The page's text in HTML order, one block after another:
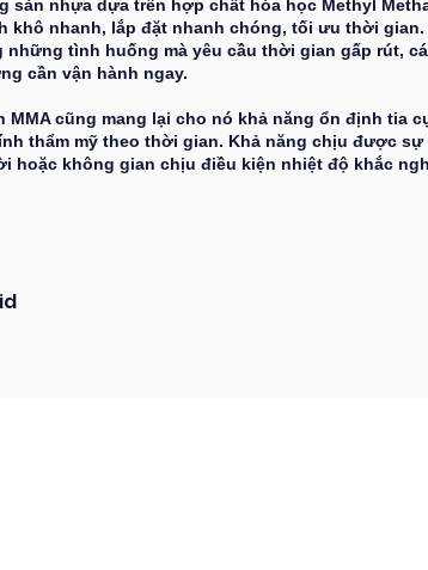
sàn nhựa dựa trên hợp chất hóa học Methyl
khô nhanh, lắp đặt nhanh chóng, tối ưu thời
những tình huống mà yêu cầu thời gian gấp rút,
cần vận hành ngay.
MMA cũng mang lại cho nó khả năng ổn định tia
thẩm mỹ theo thời gian. Khả năng chịu được
hoặc không gian chịu điều kiện nhiệt độ khắc